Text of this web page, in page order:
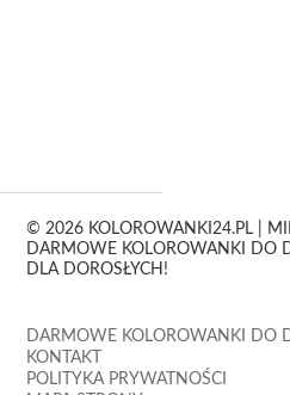
© 2026 KOLOROWANKI24.PL |
DARMOWE KOLOROWANKI DO
DLA DOROSŁYCH!
DARMOWE KOLOROWANKI DO
KONTAKT
POLITYKA PRYWATNOŚCI